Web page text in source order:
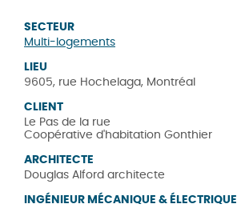
SECTEUR
Multi-logements
LIEU
9605, rue Hochelaga, Montréal
CLIENT
Le Pas de la rue
Coopérative d'habitation Gonthier
ARCHITECTE
Douglas Alford architecte
INGÉNIEUR MÉCANIQUE & ÉLECTRIQUE